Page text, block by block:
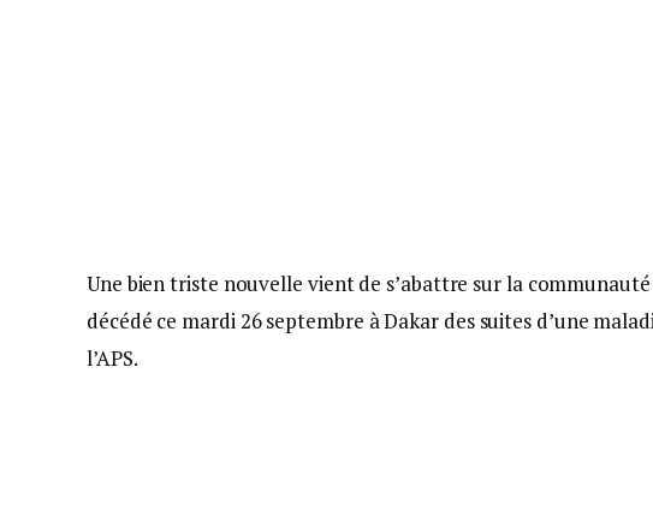
Une bien triste nouvelle vient de s’abattre sur la
décédé ce mardi 26 septembre à Dakar des suites d’une
l’APS.